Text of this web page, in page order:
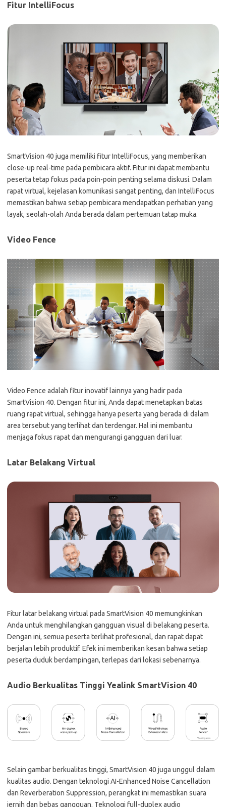
Fitur IntelliFocus
SmartVision 40 juga memiliki fitur IntelliFocus, yang memberikan
close-up real-time pada pembicara aktif. Fitur ini dapat membantu
peserta tetap fokus pada poin-poin penting selama diskusi. Dalam
rapat virtual, kejelasan komunikasi sangat penting, dan IntelliFocus
memastikan bahwa setiap pembicara mendapatkan perhatian yang
layak, seolah-olah Anda berada dalam pertemuan tatap muka.
Video Fence
Video Fence adalah fitur inovatif lainnya yang hadir pada
SmartVision 40. Dengan fitur ini, Anda dapat menetapkan batas
ruang rapat virtual, sehingga hanya peserta yang berada di dalam
area tersebut yang terlihat dan terdengar. Hal ini membantu
menjaga fokus rapat dan mengurangi gangguan dari luar.
Latar Belakang Virtual
Fitur latar belakang virtual pada SmartVision 40 memungkinkan
Anda untuk menghilangkan gangguan visual di belakang peserta.
Dengan ini, semua peserta terlihat profesional, dan rapat dapat
berjalan lebih produktif. Efek ini memberikan kesan bahwa setiap
peserta duduk berdampingan, terlepas dari lokasi sebenarnya.
Audio Berkualitas Tinggi Yealink SmartVision 40
Selain gambar berkualitas tinggi, SmartVision 40 juga unggul dalam
kualitas audio. Dengan teknologi AI-Enhanced Noise Cancellation
dan Reverberation Suppression, perangkat ini memastikan suara
jernih dan bebas gangguan. Teknologi full-duplex audio